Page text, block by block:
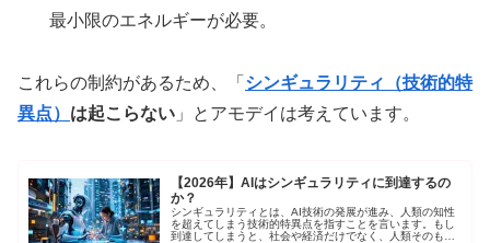
最小限のエネルギーが必要。
これらの制約があるため、「 シンギュラリティ（技術的特
異点） は起こらない 」とアモデイは考えています。
【2026年】AIはシンギュラリティに到達するの
か？
シンギュラリティとは、AI技術の発展が進み、人類の知性
を超えてしまう技術的特異点を指すことを言います。もし
到達してしまうと、社会や経済だけでなく、人類そのもの